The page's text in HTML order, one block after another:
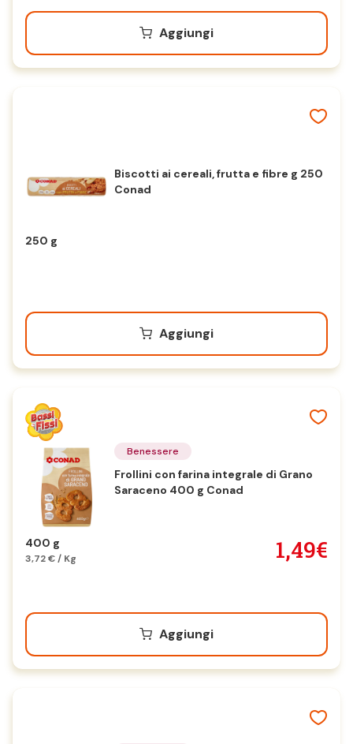
Aggiungi
Biscotti ai cereali, frutta e fibre g 250
Conad
250 g
Aggiungi
Benessere
Frollini con farina integrale di Grano
Saraceno 400 g Conad
400 g
3,72 € / Kg 1,49€
Aggiungi